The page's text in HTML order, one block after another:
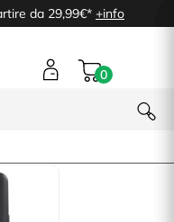
da 29,99€* +info
0
Pro